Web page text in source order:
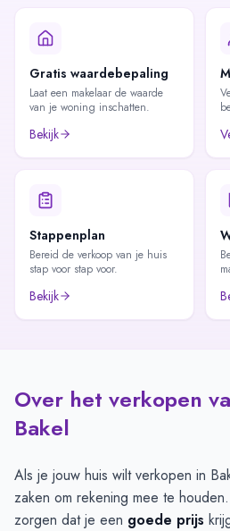
Gratis waardebepaling
Laat een makelaar de waarde
van je woning inschatten.
Bekijk
Stappenplan
Bereid de verkoop van je huis
stap voor stap voor.
Bekijk
Over het verkopen
Bakel
Als je jouw huis wilt verkopen in
zaken om rekening mee te
zorgen dat je een goede prijs